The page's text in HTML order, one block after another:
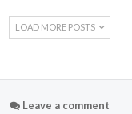
LOAD MORE POSTS
Leave a comment